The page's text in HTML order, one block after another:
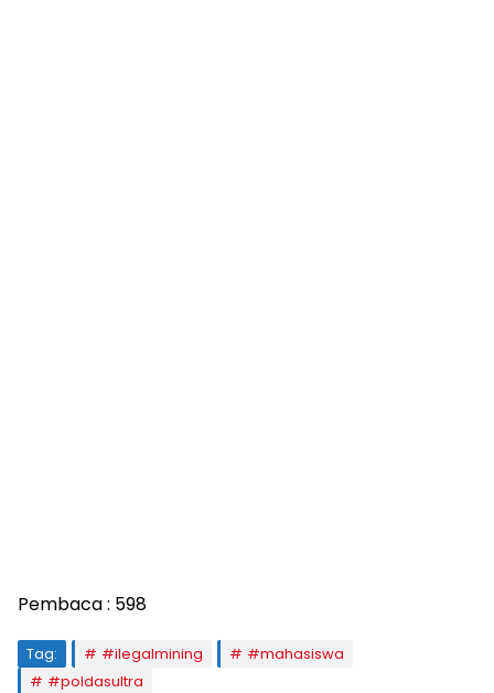
Pembaca : 598
Tag: #ilegalmining
#mahasiswa
#poldasultra